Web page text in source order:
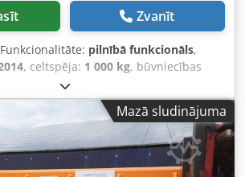
Zvanīt
pilnībā funkcionāls,
, celtspēja: 1 000 kg, būvniecības
, tukšais svars:
platums:600 mm, Celtņa strēle
un pilnībā funkcionāla Dodpfeu
stāvoklis: ļoti labs Apraksts:
mm, stiprinājums uz dakšām: 220 x
Mazā sludinājuma